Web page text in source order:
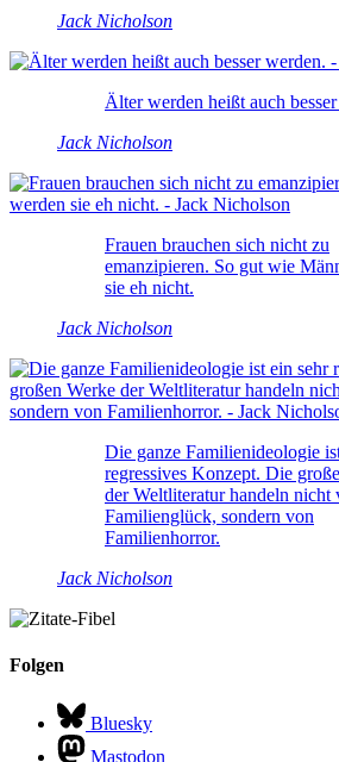
Jack Nicholson
Älter werden heißt auch
Jack Nicholson
Frauen brauchen sich nicht zu
emanzipieren. So gut wie
sie eh nicht.
Jack Nicholson
Die ganze Familienideologie
regressives Konzept. Die
der Weltliteratur handeln nicht
Familienglück, sondern von
Familienhorror.
Jack Nicholson
Folgen
Bluesky
Mastodon